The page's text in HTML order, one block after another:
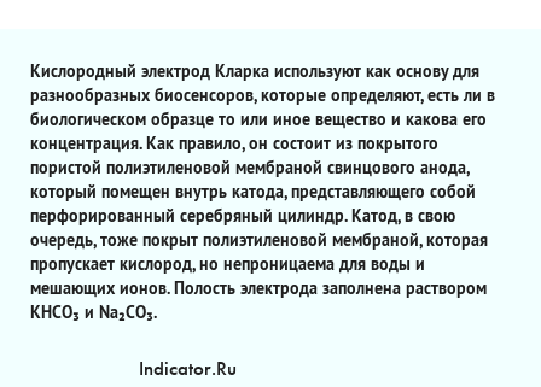
Кислородный электрод Кларка используют как основу для
разнообразных биосенсоров, которые определяют, есть ли в
биологическом образце то или иное вещество и какова его
концентрация. Как правило, он состоит из покрытого
пористой полиэтиленовой мембраной свинцового анода,
который помещен внутрь катода, представляющего собой
перфорированный серебряный цилиндр. Катод, в свою
очередь, тоже покрыт полиэтиленовой мембраной, которая
пропускает кислород, но непроницаема для воды и
мешающих ионов. Полость электрода заполнена раствором
KHCO₃ и Na₂CO₃.
Indicator.Ru